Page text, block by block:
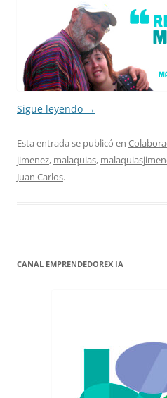
Sigue leyendo →
Esta entrada se publicó en
jimenez, malaquias,
Juan Carlos.
CANAL EMPRENDEDOREX IA